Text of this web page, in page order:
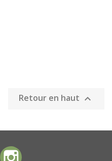
Retour en haut 
Facebook